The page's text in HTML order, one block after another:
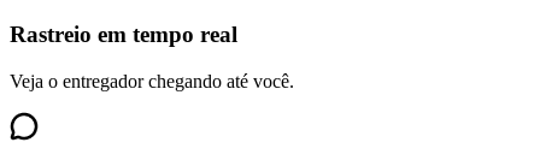
Rastreio em tempo real
Veja o entregador chegando até você.